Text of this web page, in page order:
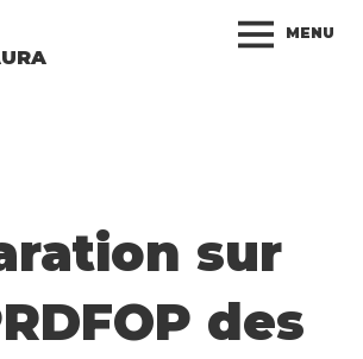
MENU
sur
des